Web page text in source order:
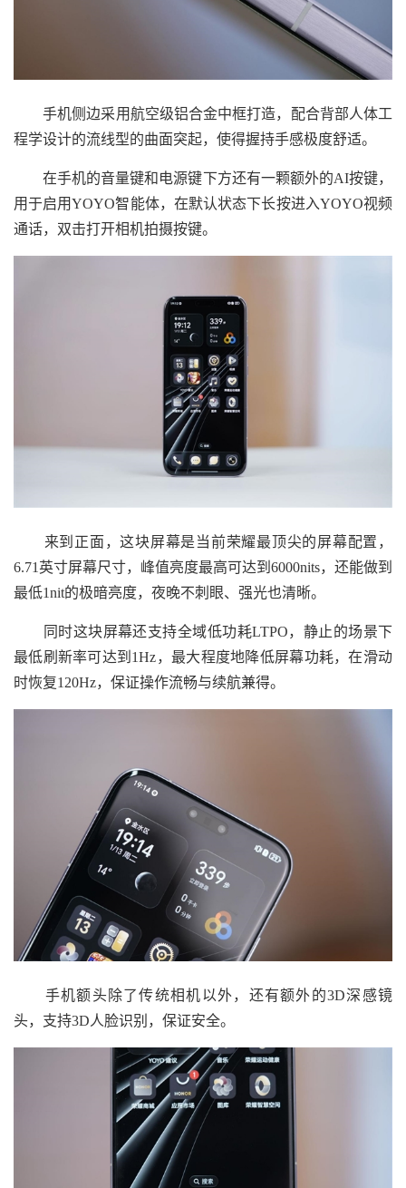
手机侧边采用航空级铝合金中框打造，配合背部人体工
程学设计的流线型的曲面突起，使得握持手感极度舒适。
在手机的音量键和电源键下方还有一颗额外的AI按键，
用于启用YOYO智能体，在默认状态下长按进入YOYO视频
通话，双击打开相机拍摄按键。
来到正面，这块屏幕是当前荣耀最顶尖的屏幕配置，
6.71英寸屏幕尺寸，峰值亮度最高可达到6000nits，还能做到
最低1nit的极暗亮度，夜晚不刺眼、强光也清晰。
同时这块屏幕还支持全域低功耗LTPO，静止的场景下
最低刷新率可达到1Hz，最大程度地降低屏幕功耗，在滑动
时恢复120Hz，保证操作流畅与续航兼得。
手机额头除了传统相机以外，还有额外的3D深感镜
头，支持3D人脸识别，保证安全。